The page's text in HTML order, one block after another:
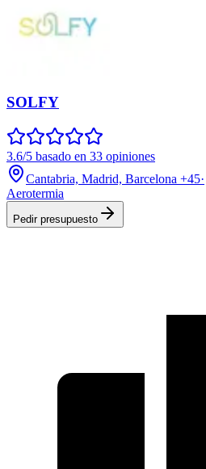
SOLFY
3.6/5 basado en 33 opiniones
Cantabria, Madrid, Barcelona +45·
Aerotermia
Pedir presupuesto